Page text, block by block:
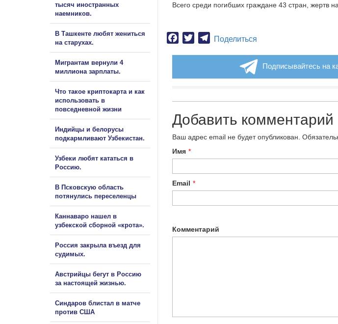
Всего среди погибших граждане 43 стран, жертв
Facebook
TwitterTelegram
Поделиться
Подписывайтесь на
Добавить комментарий
Ваш адрес email не будет опубликован.
Имя *
Email *
Комментарий
тысяч иностранных
наемников.
В Ташкенте любят жениться
на старухах.
Мигрантам вернули 4
миллиона зарплаты.
Что такое криптокарта и как
использовать в
повседневной жизни
Индийцы и белорусы
подкармливают Узбекистан.
Узбеки любят кататься в
Россию.
В Псковскую область
потянулись переселенцы
Каннаваро нашел в
узбекской сборной «крота».
Россия закрыла въезд для
судимых.
Австрийцы бегут в Россию
за настоящей жизнью.
Синдаров блистал в матче
против США